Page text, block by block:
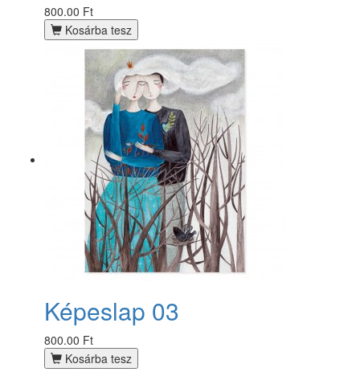
800.00 Ft
Kosárba tesz
Képeslap 03
800.00 Ft
Kosárba tesz